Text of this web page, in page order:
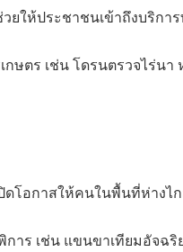
ให้ประชาชนเข้าถึงบริการ
กษตร เช่น โดรนตรวจไร่น
โอกาสให้คนในพื้นที่ห่างไก
การ เช่น แขนขาเทียมอัจ